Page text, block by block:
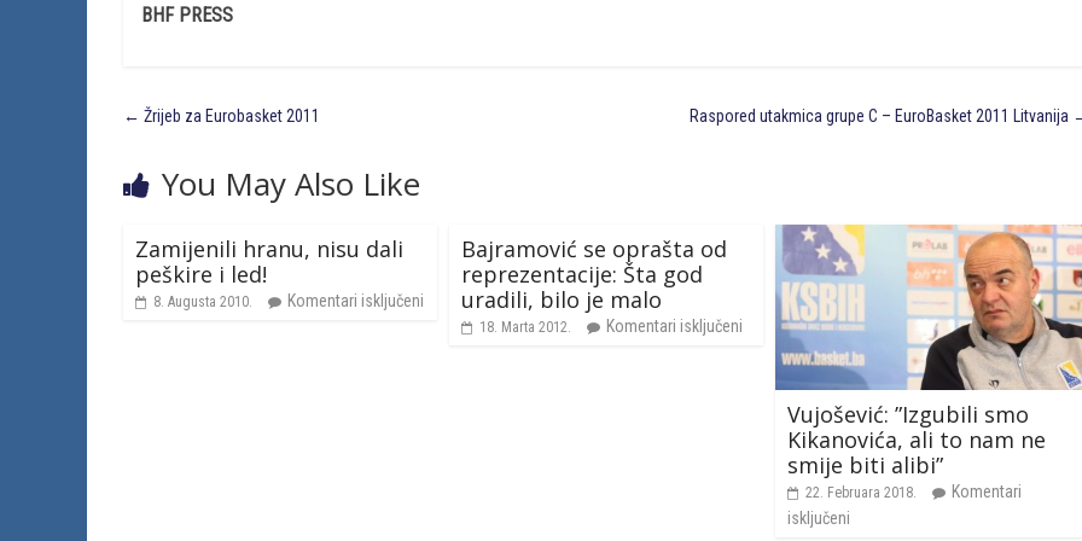
BHF PRESS
← Žrijeb za Eurobasket 2011 Raspored utakmica grupe C – EuroBasket 2011 Litvanija
You May Also Like
Zamijenili hranu, nisu dali
peškire i led!
8. Augusta 2010. Komentari isključeni
Bajramović se oprašta od
reprezentacije: Šta god
uradili, bilo je malo
18. Marta 2012. Komentari isključeni
Vujošević: ”Izgubili smo
Kikanovića, ali to nam ne
smije biti alibi”
22. Februara 2018.
Komentari
isključeni